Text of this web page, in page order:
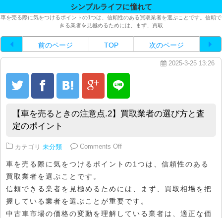
シンプルライフに憧れて
車を売る際に気をつけるポイントの1つは、信頼性のある買取業者を選ぶことです。信頼で
きる業者を見極めるためには、まず、買取
前のページ TOP 次のページ
2025-3-25 13:26
【車を売るときの注意点.2】買取業者の選び方と査
定のポイント
カテゴリ 未分類 Comments Offon 【車を売るときの注意点.2】
車を売る際に気をつけるポイントの1つは、信頼性のある
買取業者を選ぶことです。
信頼できる業者を見極めるためには、まず、買取相場を把
握している業者を選ぶことが重要です。
中古車市場の価格の変動を理解している業者は、適正な価